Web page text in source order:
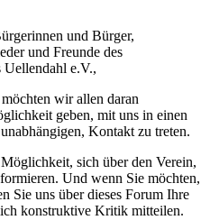
und Bürger,
und Freunde des
Uellendahl e.V.,
wir allen daran
geben, mit uns in einen
Kontakt zu treten.
sich über den Verein,
Und wenn Sie möchten,
Sie uns über dieses Forum Ihre
konstruktive Kritik mitteilen.